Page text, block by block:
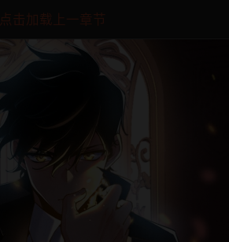
点击加载上一章节